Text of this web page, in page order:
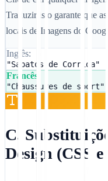
Traduzir isto garante que
locais de Imagens do
Inglês:
"Sapatos de Corrida"
Francês:
"Chaussures de sport"
C.
Design (CSS